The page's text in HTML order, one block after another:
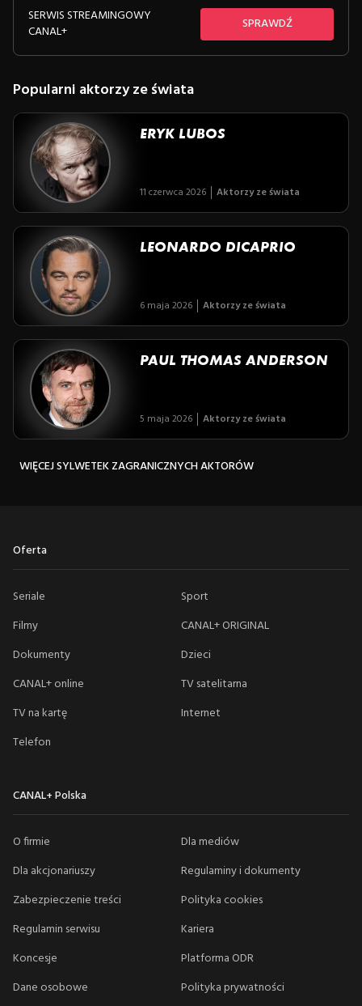
SERWIS STREAMINGOWY
CANAL+
SPRAWDŹ
Popularni aktorzy ze świata
ERYK LUBOS
11 czerwca 2026 Aktorzy ze świata
LEONARDO DICAPRIO
6 maja 2026 Aktorzy ze świata
PAUL THOMAS ANDERSON
5 maja 2026 Aktorzy ze świata
WIĘCEJ SYLWETEK ZAGRANICZNYCH AKTORÓW
Oferta
Seriale
Sport
Filmy
CANAL+ ORIGINAL
Dokumenty
Dzieci
CANAL+ online
TV satelitarna
TV na kartę
Internet
Telefon
CANAL+ Polska
O firmie
Dla mediów
Dla akcjonariuszy
Regulaminy i dokumenty
Zabezpieczenie treści
Polityka cookies
Regulamin serwisu
Kariera
Koncesje
Platforma ODR
Dane osobowe
Polityka prywatności